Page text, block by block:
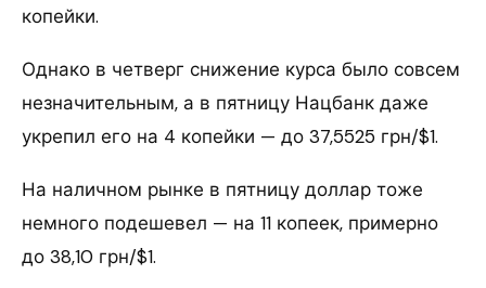
копейки.
Однако в четверг снижение курса было совсем
незначительным, а в пятницу Нацбанк даже
укрепил его на 4 копейки — до 37,5525 грн/$1.
На наличном рынке в пятницу доллар тоже
немного подешевел — на 11 копеек, примерно
до 38,10 грн/$1.